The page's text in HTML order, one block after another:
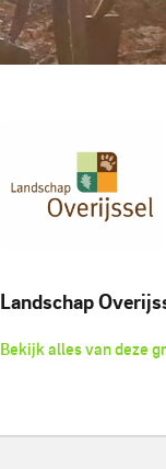
Landschap
Bekijk alles van deze